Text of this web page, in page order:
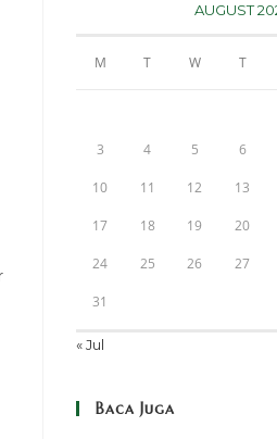
AUGUST
M T W T
3 4 5 6
10 11 12 13
17 18 19 20
24 25 26 27
31
« Jul
Baca Juga